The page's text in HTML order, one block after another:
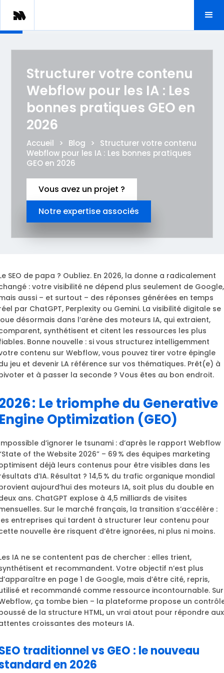
Structurer votre contenu
Webflow pour les IA : Les
bonnes pratiques GEO en
2026
Accueil > Blog >
Structurer votre contenu
Webflow pour les IA : Les bonnes pratiques
GEO en 2026
Vous avez un projet ?
Notre expertise associés
SEO de papa ? Oubliez. En 2026, la donne a radicalement
: votre visibilité ne dépend plus seulement de Google,
aussi – et surtout – des réponses générées en temps
par ChatGPT, Perplexity ou Gemini. La visibilité digitale se
désormais dans l’arène des moteurs IA, qui extraient,
synthétisent et citent les ressources les plus
Bonne nouvelle : si vous structurez intelligemment
contenu sur Webflow, vous pouvez tirer votre épingle
jeu et devenir LA référence sur vos thématiques. Prêt(e) à
et à passer la seconde ? Vous êtes au bon endroit.
: Le triomphe du Generative
Optimization (GEO)
d’ignorer le tsunami : d’après le rapport Webflow
of the Website 2026” – 69 % des équipes marketing
déjà leurs contenus pour être visibles dans les
d’IA. Résultat ? 14,5 % du trafic organique mondial
aujourd’hui des moteurs IA, soit plus du double en
ans. ChatGPT explose à 4,5 milliards de visites
Sur le marché français, la transition s’accélère :
entreprises qui tardent à structurer leur contenu pour
nouvelle ère risquent d’être ignorées, ni plus ni moins.
IA ne se contentent pas de chercher : elles trient,
et recommandent. Votre objectif n’est plus
en page 1 de Google, mais d’être cité, repris,
et recommandé comme ressource incontournable. Sur
ça tombe bien – la plateforme propose un
de la structure HTML, un vrai atout pour répondre aux
croissantes des moteurs IA.
traditionnel vs GEO : le nouveau
en 2026